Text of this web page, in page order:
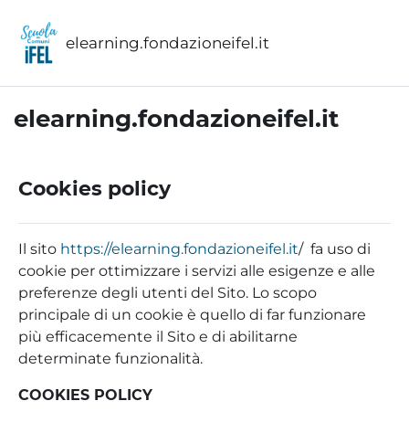
elearning.fondazioneifel.it
elearning.fondazioneifel.it
Cookies policy
Il sito https://elearning.fondazioneifel.it/ fa uso di
cookie per ottimizzare i servizi alle esigenze e alle
preferenze degli utenti del Sito. Lo scopo
principale di un cookie è quello di far funzionare
più efficacemente il Sito e di abilitarne
determinate funzionalità.
COOKIES POLICY